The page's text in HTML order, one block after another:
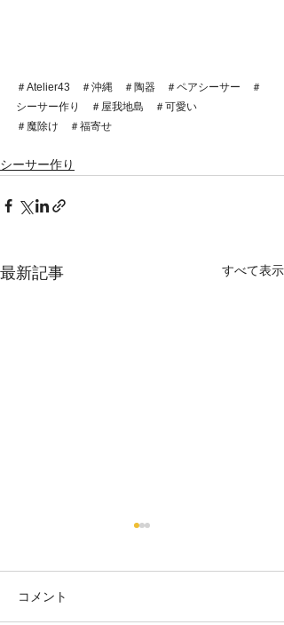
＃Atelier43　＃沖縄　＃陶器　＃ペアシーサー　＃
シーサー作り　＃屋我地島　＃可愛い
＃魔除け　＃福寄せ
シーサー作り
最新記事 すべて表示
コメント